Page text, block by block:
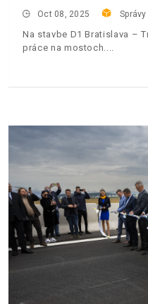
Oct 08, 2025 Správy
Na stavbe D1 Bratislava –
práce na mostoch.